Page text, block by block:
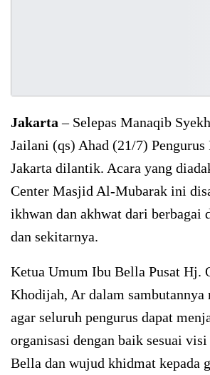
Jakarta– Selepas Manaqib
Jailani (qs) Ahad (21/7)
Jakarta dilantik. Acara yang
Center Masjid Al-Mubarak ini
ikhwan dan akhwat dari berbagai
dan sekitarnya.
Ketua Umum Ibu Bella Pusat Hj.
Khodijah, Ar dalam sambutannya
agar seluruh pengurus dapat
organisasi dengan baik sesuai
Bella dan wujud khidmat kepada